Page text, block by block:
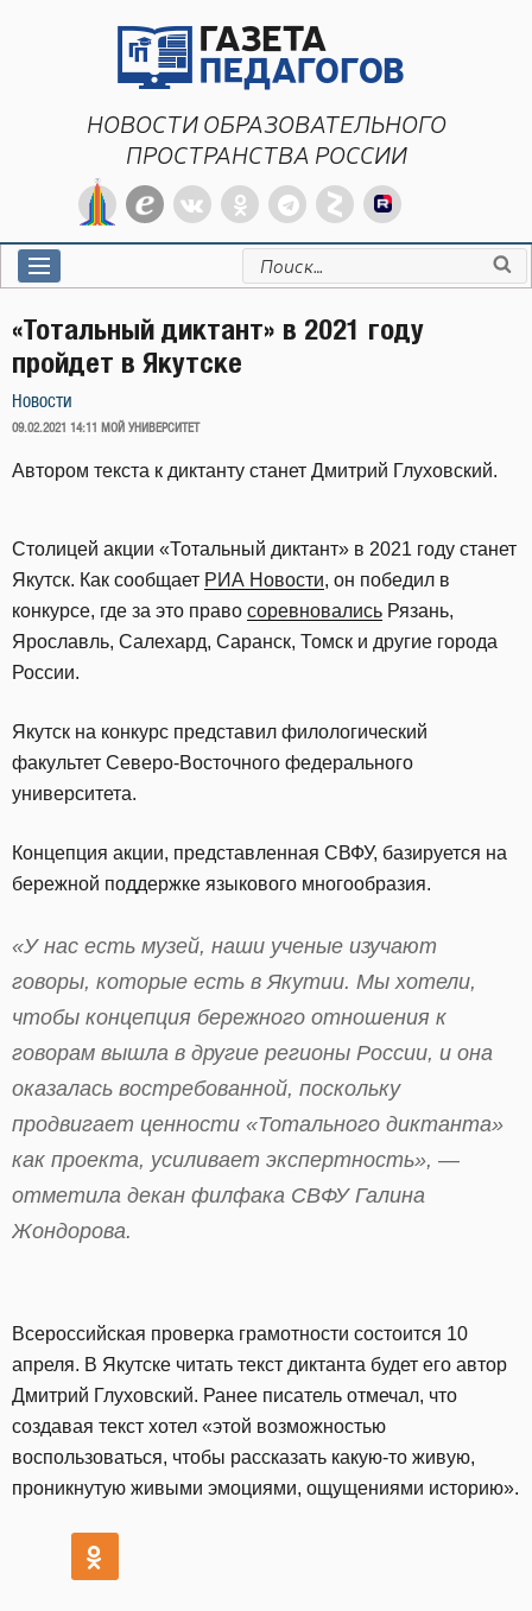
НОВОСТИ ОБРАЗОВАТЕЛЬНОГО
ПРОСТРАНСТВА РОССИИ
Искать:
«Тотальный диктант» в 2021 году
пройдет в Якутске
Новости
ОПУБЛИКОВАНО
09.02.2021 14:11 МОЙ УНИВЕРСИТЕТ
Автором текста к диктанту станет Дмитрий Глуховский.
Столицей акции «Тотальный диктант» в 2021 году станет
Якутск. Как сообщает РИА Новости, он победил в
конкурсе, где за это право соревновались Рязань,
Ярославль, Салехард, Саранск, Томск и другие города
России.
Якутск на конкурс представил филологический
факультет Северо-Восточного федерального
университета.
Концепция акции, представленная СВФУ, базируется на
бережной поддержке языкового многообразия.
«У нас есть музей, наши ученые изучают
говоры, которые есть в Якутии. Мы хотели,
чтобы концепция бережного отношения к
говорам вышла в другие регионы России, и она
оказалась востребованной, поскольку
продвигает ценности «Тотального диктанта»
как проекта, усиливает экспертность», —
отметила декан филфака СВФУ Галина
Жондорова.
Всероссийская проверка грамотности состоится 10
апреля. В Якутске читать текст диктанта будет его автор
Дмитрий Глуховский. Ранее писатель отмечал, что
создавая текст хотел «этой возможностью
воспользоваться, чтобы рассказать какую-то живую,
проникнутую живыми эмоциями, ощущениями историю».